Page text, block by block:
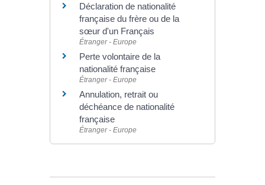
Déclaration de nationalité
française du frère ou de la
sœur d'un Français
Étranger - Europe
Perte volontaire de la
nationalité française
Étranger - Europe
Annulation, retrait ou
déchéance de nationalité
française
Étranger - Europe